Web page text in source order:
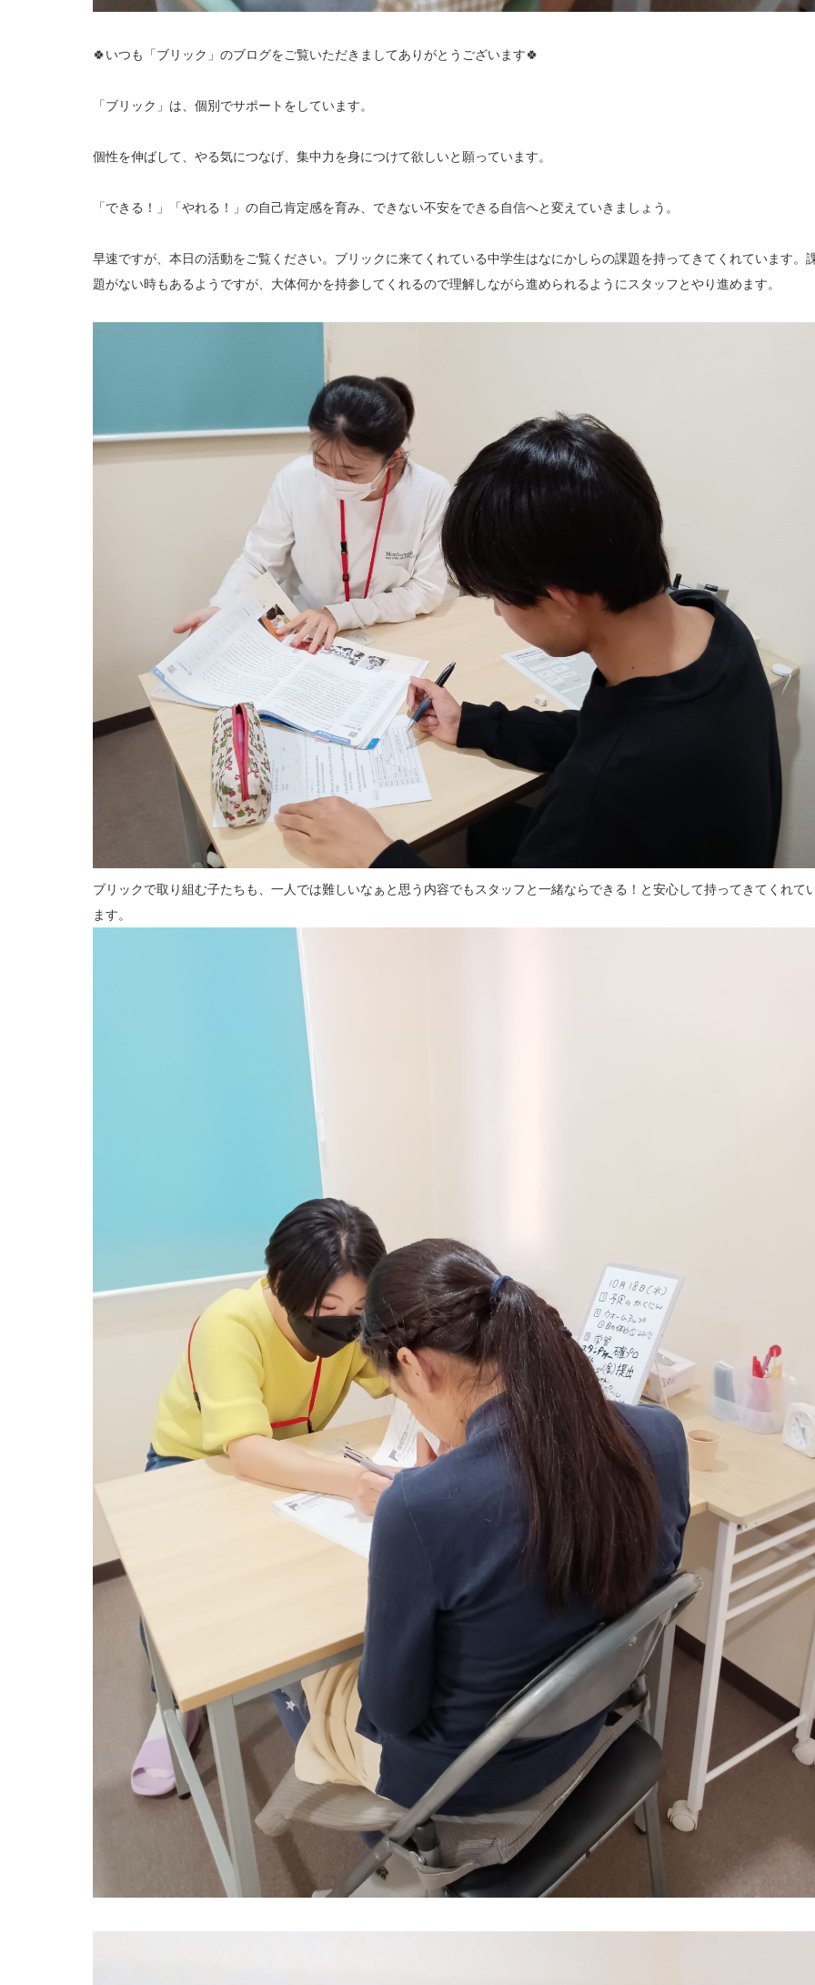
🍀いつも「ブリック」のブログをご覧いただきましてありがとうございます🍀
「ブリック」は、個別でサポートをしています。
個性を伸ばして、やる気につなげ、集中力を身につけて欲しいと願っています。
「できる！」「やれる！」の自己肯定感を育み、できない不安をできる自信へと変えていきましょう。
早速ですが、本日の活動をご覧ください。ブリックに来てくれている中学生はなにかしらの課題を持ってきてくれています。
題がない時もあるようですが、大体何かを持参してくれるので理解しながら進められるようにスタッフとやり進めます。
ブリックで取り組む子たちも、一人では難しいなぁと思う内容でもスタッフと一緒ならできる！と安心して持ってきてくれて
ます。